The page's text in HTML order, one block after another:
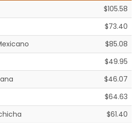
$105.58
$73.40
$85.08
$49.95
$46.07
$64.63
$61.40